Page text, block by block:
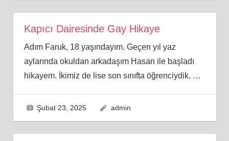
Kapıcı Dairesinde Gay Hikaye
Adım Faruk, 18 yaşındayım. Geçen yıl yaz
aylarında okuldan arkadaşım Hasan ile başladı
hikayem. İkimiz de lise son sınıfta öğrenciydik. …
Şubat 23, 2025 admin